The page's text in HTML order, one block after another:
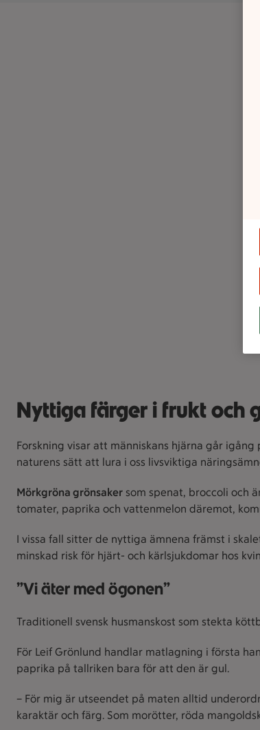
Nyttiga färger i frukt och
Forskning visar att människans hjärna går
naturens sätt att lura i oss livsviktiga
Mörkgröna grönsaker som spenat, broccoli och
tomater, paprika och vattenmelon däremot,
I vissa fall sitter de nyttiga ämnena främst i
minskad risk för hjärt- och kärlsjukdomar hos
”Vi äter med ögonen”
Traditionell svensk husmanskost som stekta
För Leif Grönlund handlar matlagning i första
paprika på tallriken bara för att den är gul.
– För mig är utseendet på maten alltid
karaktär och färg. Som morötter, röda